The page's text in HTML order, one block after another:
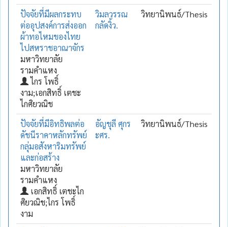
ปัจจัยที่มีผลกระทบ
ต่ออุปสงค์การส่งออก
ผ้าทอไหมของไทย
ไปสหราชอาณาจักร
มหาวิทยาลัย
รามคำแหง
ไกร โพธิ์
งาม;เอกสิทธิ์ เตชะ
ไกศิยวณิช
วิมลวรรณ
กลัดงิ้ว.
วิทยานิพนธ์/Thesis
ปัจจัยที่มีอิทธิพลต่อ
ดัชนีราคาหลักทรัพย์
กลุ่มอสังหาริมทรัพย์
และก่อสร้าง
มหาวิทยาลัย
รามคำแหง
เอกสิทธิ์ เตชะไก
ศิยวณิช;ไกร โพธิ์
งาม
อัญชุลี ศุกร
ะศร.
วิทยานิพนธ์/Thesis